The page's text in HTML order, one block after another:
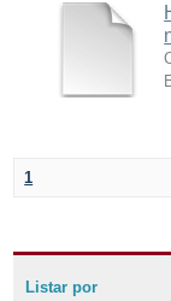
1
Listar por